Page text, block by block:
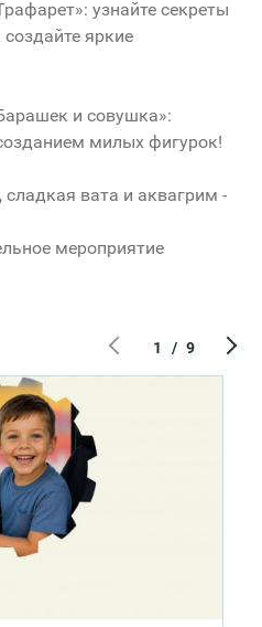
узнайте секреты
яркие
и совушка»:
милых фигурок!
вата и аквагрим -
мероприятие
1 / 9